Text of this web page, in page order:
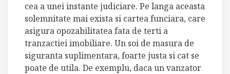
cea a unei instante judiciare. Pe langa aceasta
solemnitate mai exista si cartea funciara, care
asigura opozabilitatea fata de terti a
tranzactiei imobiliare. Un soi de masura de
siguranta suplimentara, foarte justa si cat se
poate de utila. De exemplu, daca un vanzator